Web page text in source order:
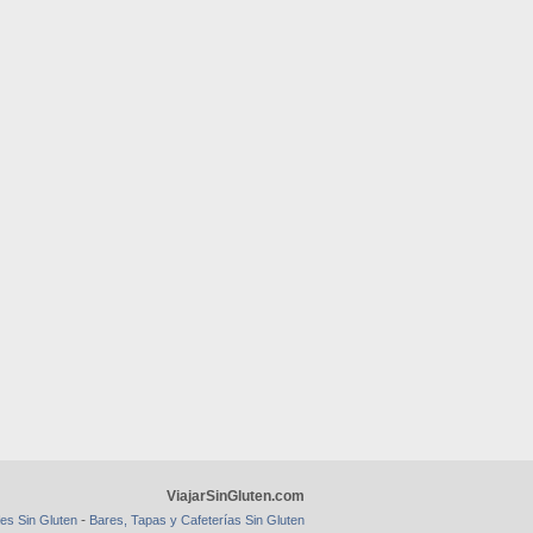
ViajarSinGluten.com
Sin Gluten - Bares, Tapas y Cafeterías Sin Gluten